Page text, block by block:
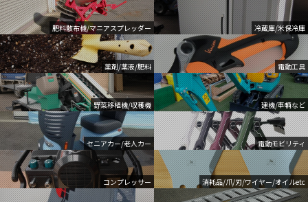
肥料散布機/マニアスプレッダー 冷蔵庫/米保冷庫
薬剤/薬液/肥料 電動工具
野菜移植機/収穫機 建機/車輌など
セニアカー/老人カー 電動モビリティ
コンプレッサー 消耗品/爪/刃/ワイヤー/オイルetc